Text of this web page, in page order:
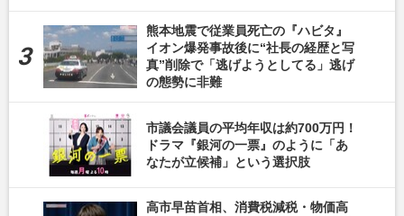
熊本地震で従業員死亡の『ハビタ』
イオン爆発事故後に“社長の経歴と写
真”削除で「逃げようとしてる」逃げ
の態勢に非難
市議会議員の平均年収は約700万円！
ドラマ『銀河の一票』のように「あ
なたが立候補」という選択肢
高市早苗首相、消費税減税・物価高